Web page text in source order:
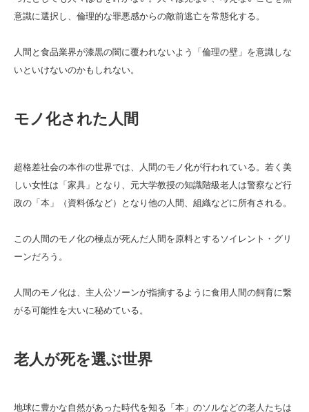
意識に選択し、倫理的な罪悪感からの敵前逃亡を常態化する。
人間と食品業界が漆黒の闇に覆われないよう「倫理の壁」を意識しな
いといけないのかもしれない。
モノ化された人間
超格差社会の本作の世界では、人間のモノ化が行われている。若く美
しい女性は「家具」となり、元大学教授の知識階級老人は警察など行
政の「本」（資料係など）となり他の人間、組織などに所有される。
この人間のモノ化の極点が死んだ人間を原料とするソイレント・グリ
ーンだろう。
人間のモノ化は、主人公ソーンが指摘するように食用人間の飼育に繋
がる可能性を大いに秘めている。
老人が死を選ぶ世界
地球に豊かな自然があった時代を知る「本」のソルなどの老人たちは